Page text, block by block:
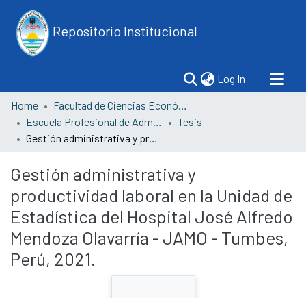
Repositorio Institucional
Log In (current)
Home
Facultad de Ciencias Económicas
Escuela Profesional de Administración
Tesis
Gestión administrativa y productividad laboral en la Unidad de Estadística del Hospital José Alfredo Mendoza Olavarría - JAMO - Tumbes, Perú, 2021.
Gestión administrativa y
productividad laboral en la Unidad de
Estadística del Hospital José Alfredo
Mendoza Olavarría - JAMO - Tumbes,
Perú, 2021.